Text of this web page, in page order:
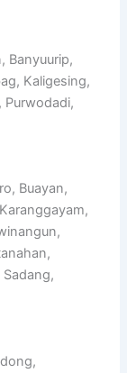
Banyuurip,
Kaligesing,
Purwodadi,
Buayan,